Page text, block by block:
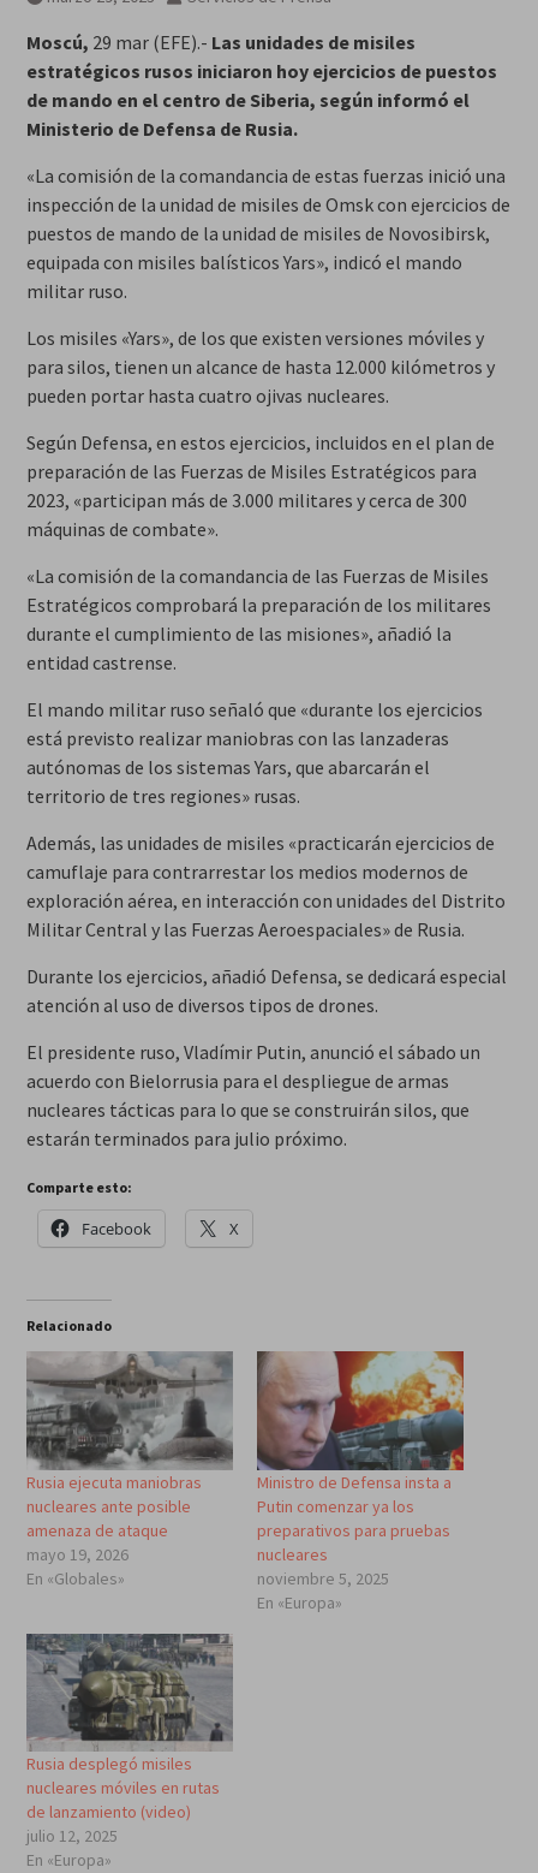
Moscú, 29 mar (EFE).- Las unidades de misiles
estratégicos rusos iniciaron hoy ejercicios de puestos
de mando en el centro de Siberia, según informó el
Ministerio de Defensa de Rusia.
«La comisión de la comandancia de estas fuerzas inició una
inspección de la unidad de misiles de Omsk con ejercicios de
puestos de mando de la unidad de misiles de Novosibirsk,
equipada con misiles balísticos Yars», indicó el mando
militar ruso.
Los misiles «Yars», de los que existen versiones móviles y
para silos, tienen un alcance de hasta 12.000 kilómetros y
pueden portar hasta cuatro ojivas nucleares.
Según Defensa, en estos ejercicios, incluidos en el plan de
preparación de las Fuerzas de Misiles Estratégicos para
2023, «participan más de 3.000 militares y cerca de 300
máquinas de combate».
«La comisión de la comandancia de las Fuerzas de Misiles
Estratégicos comprobará la preparación de los militares
durante el cumplimiento de las misiones», añadió la
entidad castrense.
El mando militar ruso señaló que «durante los ejercicios
está previsto realizar maniobras con las lanzaderas
autónomas de los sistemas Yars, que abarcarán el
territorio de tres regiones» rusas.
Además, las unidades de misiles «practicarán ejercicios de
camuflaje para contrarrestar los medios modernos de
exploración aérea, en interacción con unidades del Distrito
Militar Central y las Fuerzas Aeroespaciales» de Rusia.
Durante los ejercicios, añadió Defensa, se dedicará especial
atención al uso de diversos tipos de drones.
El presidente ruso, Vladímir Putin, anunció el sábado un
acuerdo con Bielorrusia para el despliegue de armas
nucleares tácticas para lo que se construirán silos, que
estarán terminados para julio próximo.
Comparte esto:
Facebook X
Relacionado
Rusia ejecuta maniobras
nucleares ante posible
amenaza de ataque
mayo 19, 2026
En «Globales»
Ministro de Defensa insta a
Putin comenzar ya los
preparativos para pruebas
nucleares
noviembre 5, 2025
En «Europa»
Rusia desplegó misiles
nucleares móviles en rutas
de lanzamiento (video)
julio 12, 2025
En «Europa»